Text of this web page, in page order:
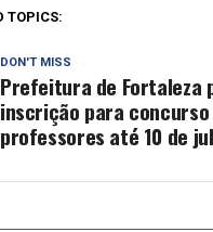
TOPICS:
DON'T MISS
Prefeitura de Fortaleza
inscrição para
professores até 10 de